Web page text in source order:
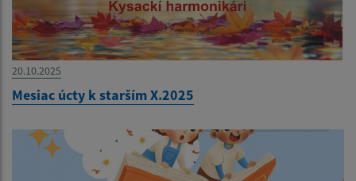
20.10.2025
Mesiac úcty k starším X.2025